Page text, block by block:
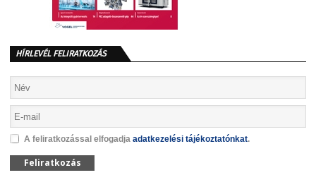
HÍRLEVÉL FELIRATKOZÁS
A feliratkozással elfogadja adatkezelési tájékoztatónkat.
Feliratkozás